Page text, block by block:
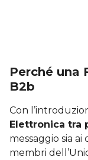
Perché una
B2b
Con
Elettronica tra
messaggio sia
membri